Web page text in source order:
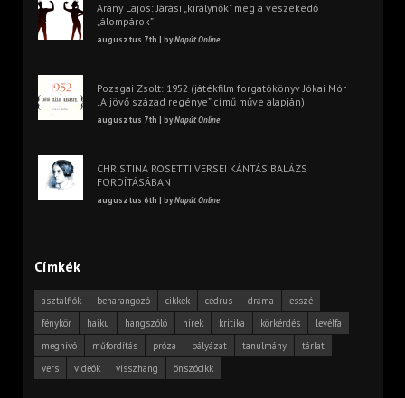
Arany Lajos: Járási „királynők” meg a veszekedő
„álompárok”
augusztus 7th | byNapút Online
Pozsgai Zsolt: 1952 (játékfilm forgatókönyv Jókai Mór
„A jövő század regénye” című műve alapján)
augusztus 7th | byNapút Online
CHRISTINA ROSETTI VERSEI KÁNTÁS BALÁZS
FORDÍTÁSÁBAN
augusztus 6th | byNapút Online
Címkék
asztalfiók beharangozó cikkek cédrus dráma
esszé
fénykör
haiku hangszóló hírek kritika körkérdés
levélfa
meghívó
műfordítás próza pályázat tanulmány
tárlat
vers
videók visszhang önszócikk